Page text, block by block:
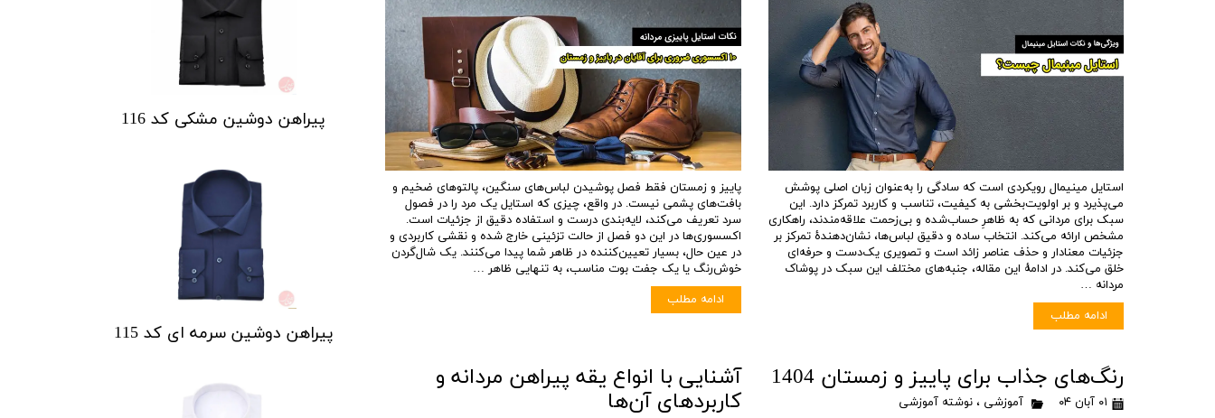
استایل مینیمال رویکردی است که سادگی را به‌عنوان زبان اصلی پوشش
می‌پذیرد و بر اولویت‌بخشی به کیفیت، تناسب و کاربرد تمرکز دارد. این
سبک برای مردانی که به ظاهرِ حساب‌شده و بی‌زحمت علاقه‌مندند، راهکاری
مشخص ارائه می‌کند. انتخاب ساده و دقیق لباس‌ها، نشان‌دهندهٔ تمرکز بر
جزئیات معنادار و حذف عناصر زائد است و تصویری یک‌دست و حرفه‌ای
خلق می‌کند. در ادامهٔ این مقاله، جنبه‌های مختلف این سبک در پوشاک
مردانه …
ادامه مطلب
پاییز و زمستان فقط فصل پوشیدن لباس‌های سنگین، پالتوهای ضخیم و
بافت‌های پشمی نیست. در واقع، چیزی که استایل یک مرد را در فصول
سرد تعریف می‌کند، لایه‌بندی درست و استفاده دقیق از جزئیات است.
اکسسوری‌ها در این دو فصل از حالت تزئینی خارج شده و نقشی کاربردی و
در عین حال، بسیار تعیین‌کننده در ظاهر شما پیدا می‌کنند. یک شال‌گردن
خوش‌رنگ یا یک جفت بوت مناسب، به تنهایی ظاهر …
ادامه مطلب
رنگ‌های جذاب برای پاییز و زمستان 1404
۰۱ آبان ۰۴ آموزشی ، نوشته آموزشی
آشنایی با انواع یقه پیراهن مردانه و
کاربردهای آن‌ها
پیراهن دوشین مشکی کد 116
پیراهن دوشین سرمه ای کد 115